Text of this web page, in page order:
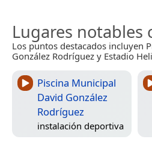
Lugares notables
Los puntos destacados incluyen
González Rodríguez y Estadio
Piscina Municipal
David González
Rodríguez
instalación deportiva